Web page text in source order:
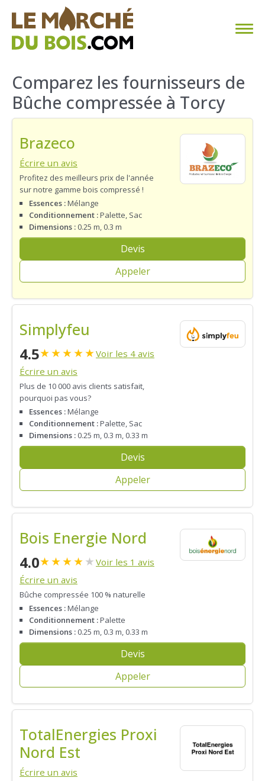
CHAUFFAGE AU BOIS
FAQ
TROUVER SON FOURNISSEUR
BLOG
ESPACE PRO
Comparez les fournisseurs de
Bûche compressée à Torcy
Brazeco
Écrire un avis
Profitez des meilleurs prix de l'année
sur notre gamme bois compressé !
Essences :Mélange
Conditionnement :Palette, Sac
Dimensions : 0.25 m, 0.3 m
Devis
Appeler
Simplyfeu
4.5★★★★★Voir les 4 avis
Écrire un avis
Plus de 10 000 avis clients satisfait,
pourquoi pas vous?
Essences :Mélange
Conditionnement :Palette, Sac
Dimensions : 0.25 m, 0.3 m, 0.33 m
Devis
Appeler
Bois Energie Nord
4.0★★★★★ Voir les 1 avis
Écrire un avis
Bûche compressée 100 % naturelle
Essences :Mélange
Conditionnement :Palette
Dimensions : 0.25 m, 0.3 m, 0.33 m
Devis
Appeler
TotalEnergies Proxi
Nord Est
Écrire un avis